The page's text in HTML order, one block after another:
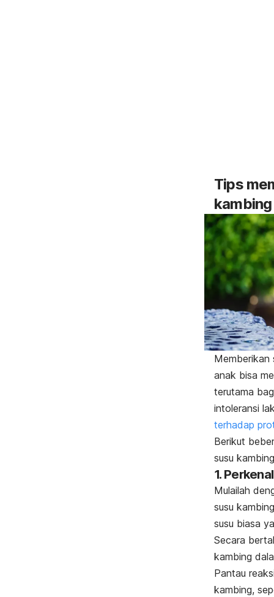
Tips
Memberikan
anak bisa
terutama
intoleransi
terhadap
Berikut
susu
1.
Mulailah
susu
susu biasa
Secara
kambing
Pantau
kambing,